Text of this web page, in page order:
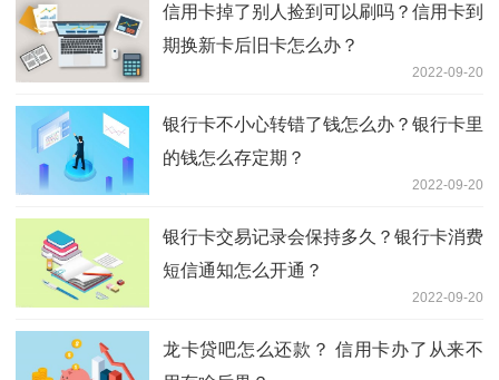
信用卡掉了别人捡到可以刷吗？信用卡到
期换新卡后旧卡怎么办？
2022-09-20
银行卡不小心转错了钱怎么办？银行卡里
的钱怎么存定期？
2022-09-20
银行卡交易记录会保持多久？银行卡消费
短信通知怎么开通？
2022-09-20
龙卡贷吧怎么还款？ 信用卡办了从来不